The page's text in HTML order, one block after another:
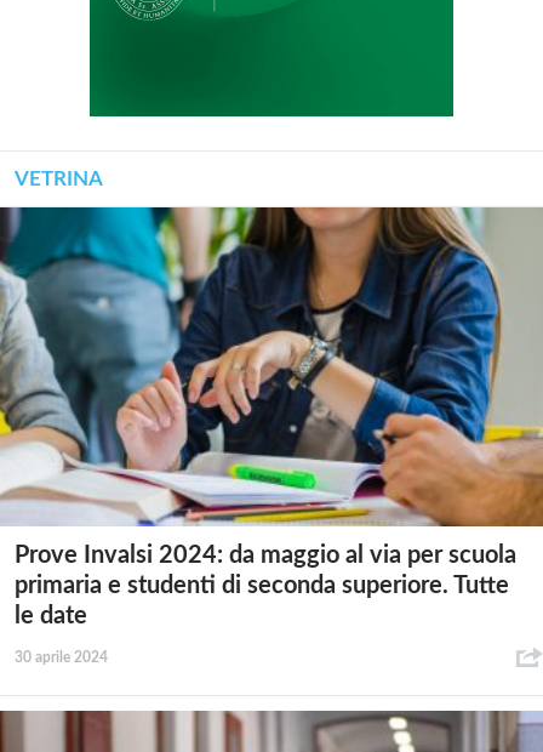
VETRINA
Prove Invalsi 2024: da maggio al via per scuola
primaria e studenti di seconda superiore. Tutte
le date
30 aprile 2024